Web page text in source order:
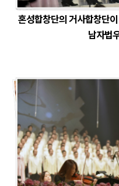
혼성합창단의 거사합창단
남자법